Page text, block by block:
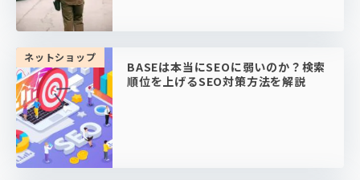
ネットショップ
BASEは本当にSEOに弱いのか？検索
順位を上げるSEO対策方法を解説